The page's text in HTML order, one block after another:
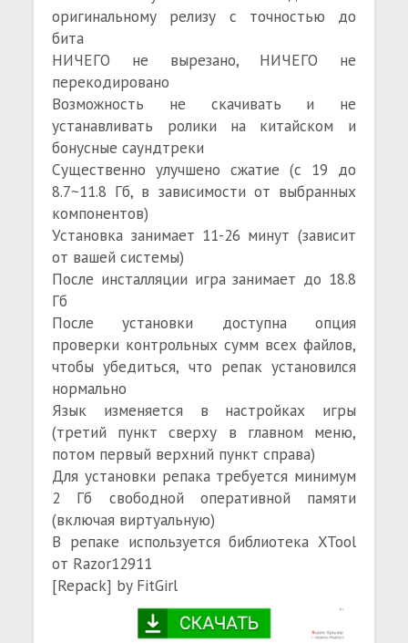
оригинальному релизу с точностью до
бита
НИЧЕГО не вырезано, НИЧЕГО не
перекодировано
Возможность не скачивать и не
устанавливать ролики на китайском и
бонусные саундтреки
Существенно улучшено сжатие (с 19 до
8.7~11.8 Гб, в зависимости от выбранных
компонентов)
Установка занимает 11-26 минут (зависит
от вашей системы)
После инсталляции игра занимает до 18.8
Гб
После установки доступна опция
проверки контрольных сумм всех файлов,
чтобы убедиться, что репак установился
нормально
Язык изменяется в настройках игры
(третий пункт сверху в главном меню,
потом первый верхний пункт справа)
Для установки репака требуется минимум
2 Гб свободной оперативной памяти
(включая виртуальную)
В репаке используется библиотека XTool
от Razor12911
[Repack] by FitGirl